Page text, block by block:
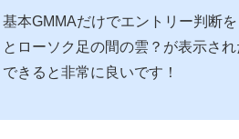
基本GMMAだけでエントリー判断
とローソク足の間の雲？が表示さ
できると非常に良いです！